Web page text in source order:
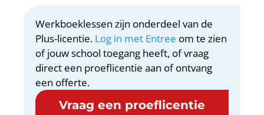
Werkboeklessen zijn onderdeel van de
Plus-licentie. Log in met Entree om te zien
of jouw school toegang heeft, of vraag
direct een proeflicentie aan of ontvang
een offerte.
Vraag een proeflicentie